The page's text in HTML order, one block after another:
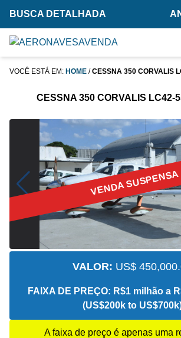
BUSCA DETALHADA
VOCÊ ESTÁ EM: HOME /CESSNA 350 CORVALIS
CESSNA 350 CORVALIS LC42-
VENDA SUSPENSA
VALOR: US$
FAIXA DE PREÇO: R$1 milhão a
(US$200k to
A faixa de preço é apenas uma